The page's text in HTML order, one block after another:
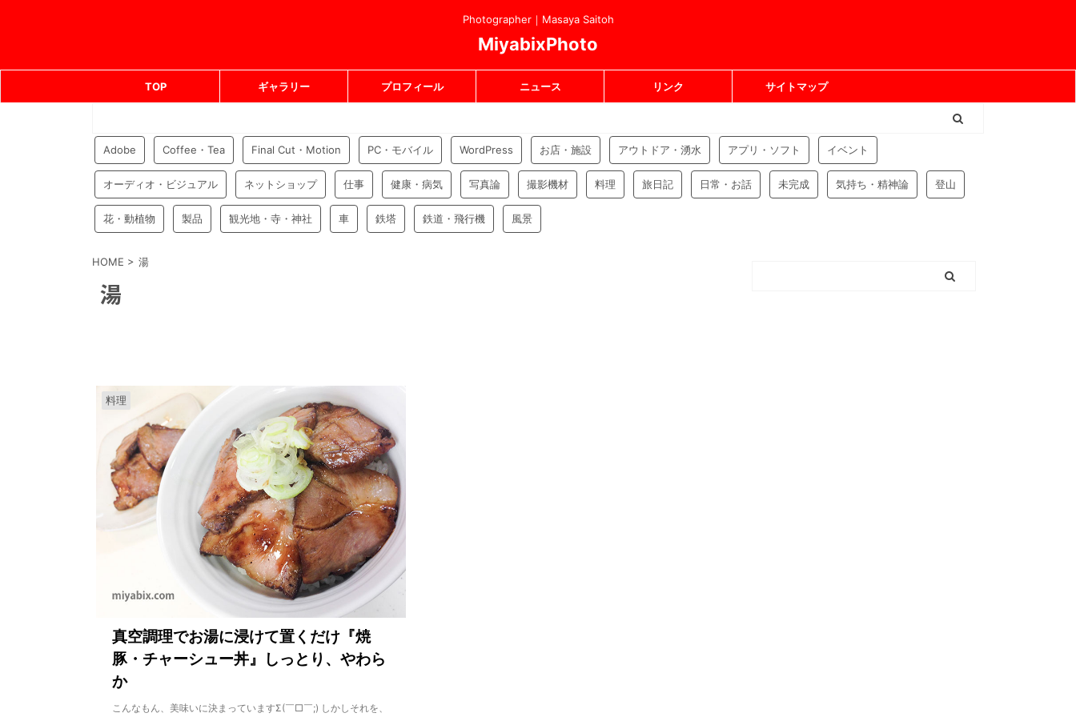
Photographer｜Masaya Saitoh
MiyabixPhoto
TOP ギャラリー プロフィール ニュース リンク サイトマップ
Adobe Coffee・Tea Final Cut・Motion PC・モバイル WordPress お店・施設 アウトドア・湧水 アプリ・ソフト イベント
オーディオ・ビジュアル ネットショップ 仕事 健康・病気 写真論 撮影機材 料理 旅日記 日常・お話 未完成 気持ち・精神論 登山
花・動植物 製品 観光地・寺・神社 車 鉄塔 鉄道・飛行機 風景
HOME > 湯
湯
料理
真空調理でお湯に浸けて置くだけ『焼
豚・チャーシュー丼』しっとり、やわら
か
こんなもん、美味いに決まっていますΣ(￣□￣;) しかしそれを、